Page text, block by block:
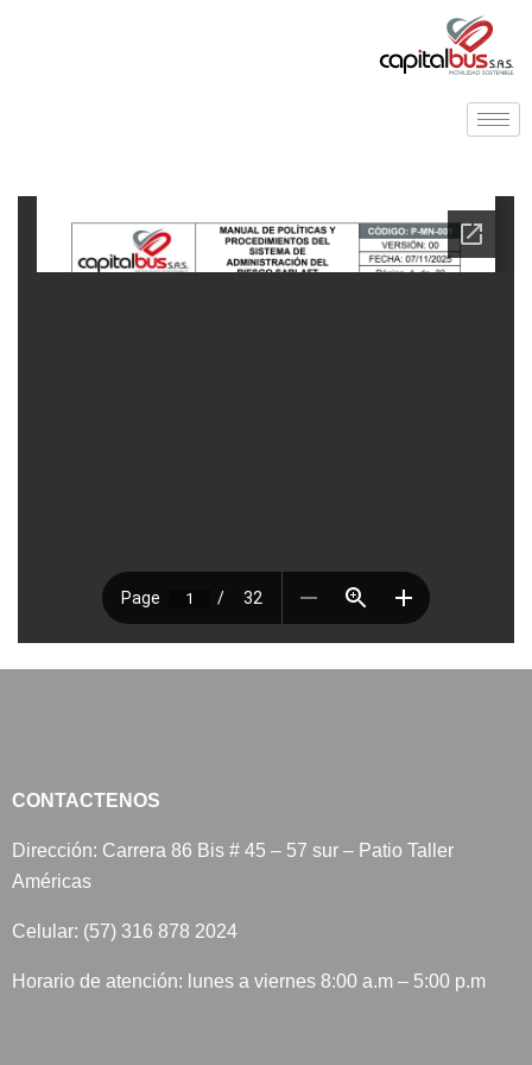
CONTACTENOS
Dirección: Carrera 86 Bis # 45 – 57 sur – Patio Taller
Américas
Celular: (57) 316 878 2024
Horario de atención: lunes a viernes 8:00 a.m – 5:00 p.m